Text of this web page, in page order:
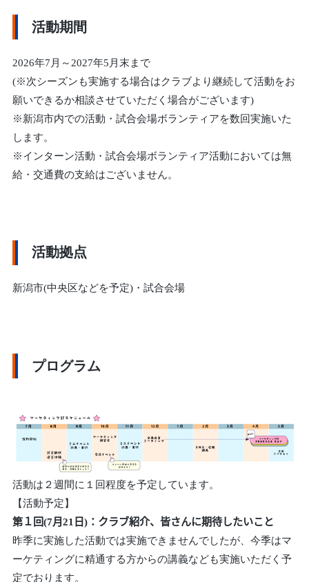
活動期間
2026年7月～2027年5月末まで
(※次シーズンも実施する場合はクラブより継続して活動をお
願いできるか相談させていただく場合がございます)
※新潟市内での活動・試合会場ボランティアを数回実施いた
します。
※インターン活動・試合会場ボランティア活動においては無
給・交通費の支給はございません。
活動拠点
新潟市(中央区などを予定)・試合会場
プログラム
活動は２週間に１回程度を予定しています。
【活動予定】
第１回(7月21日)：クラブ紹介、皆さんに期待したいこと
昨季に実施した活動では実施できませんでしたが、今季はマ
ーケティングに精通する方からの講義なども実施いただく予
定でおります。